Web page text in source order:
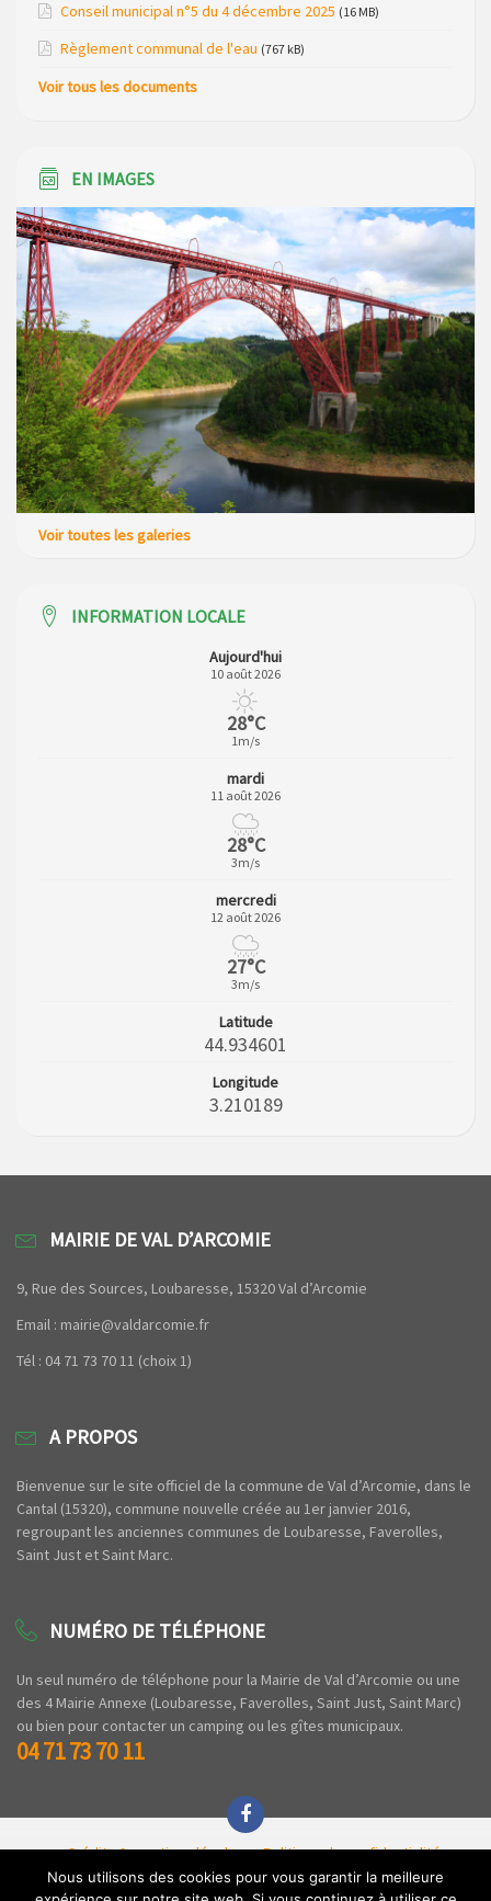
Loubaresse le vendredi 20 mars 2026
2026
Conseil municipal n°5 du 4 décembre 2025 (16 MB)
Règlement communal de l'eau (767 kB)
Voir tous les documents
EN IMAGES
Voir toutes les galeries
INFORMATION LOCALE
Aujourd'hui
10 août 2026
28°C
1m/s
mardi
11 août 2026
28°C
3m/s
mercredi
12 août 2026
27°C
3m/s
Latitude
44.934601
Longitude
3.210189
MAIRIE DE VAL D’ARCOMIE
9, Rue des Sources, Loubaresse, 15320 Val d’Arcomie
Email : mairie@valdarcomie.fr
Tél : 04 71 73 70 11 (choix 1)
A PROPOS
Bienvenue sur le site officiel de la commune de Val d’Arcomie, dans le
Cantal (15320), commune nouvelle créée au 1er janvier 2016,
regroupant les anciennes communes de Loubaresse, Faverolles,
Saint Just et Saint Marc.
NUMÉRO DE TÉLÉPHONE
Un seul numéro de téléphone pour la Mairie de Val d’Arcomie ou une
des 4 Mairie Annexe (Loubaresse, Faverolles, Saint Just, Saint Marc)
ou bien pour contacter un camping ou les gîtes municipaux.
04 71 73 70 11
Crédits & mentions légales
Politique de confidentialité
Espace privé
Nous utilisons des cookies pour vous garantir la meilleure